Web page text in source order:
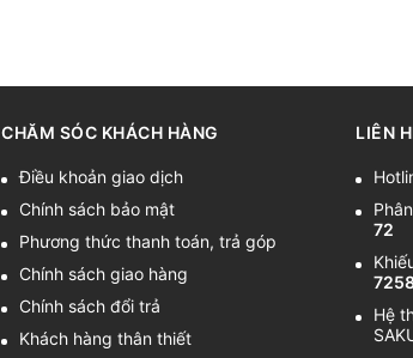
CHĂM SÓC KHÁCH HÀNG
Điều khoản giao dịch
Chính sách bảo mật
Phương thức thanh toán, trả góp
Chính sách giao hàng
Chính sách đổi trả
Khách hàng thân thiết
LIÊN
72
Hệ